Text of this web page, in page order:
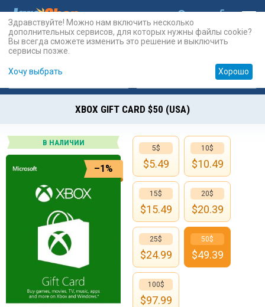
Карты Prepaid
XBOX GIFT CARD $50 (USA)
В НАЛИЧИИ
–1%
5$
$5.49
10$
$10.49
15$
$15.49
20$
$20.39
25$
$24.99
50$
$49.39
100$
$97.99
Здравствуйте! Можно нам включить несколько
дополнительных сервисов, для которых нужны файлы cookie?
Вы всегда сможете изменить это решение и выключить
сервисы позже.
Хочу выбрать Хорошо